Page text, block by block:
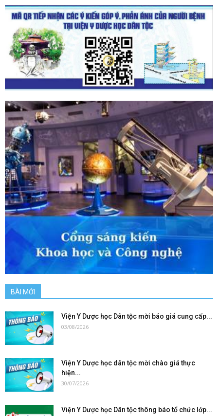
BÀI MỚI
Viện Y Dược học Dân tộc mời báo giá cung cấp...
03/08/2026
Viện Y Dược học dân tộc mời chào giá thực
hiện...
30/07/2026
Viện Y Dược học Dân tộc thông báo tổ chức lớp...